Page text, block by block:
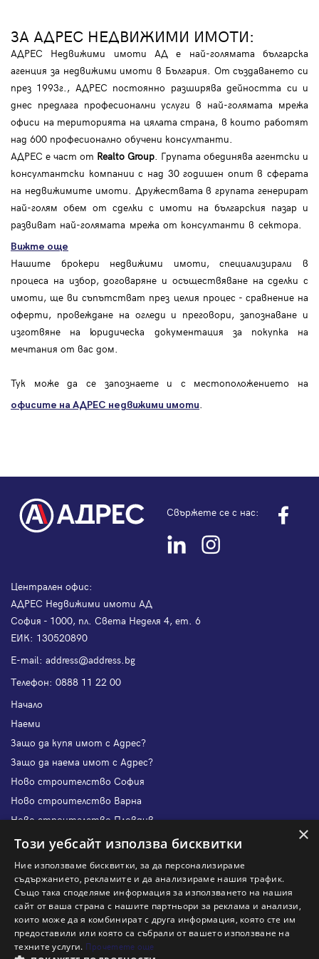
ЗА АДРЕС НЕДВИЖИМИ ИМОТИ:
АДРЕС Недвижими имоти АД е най-голямата българска
агенция за недвижими имоти в България. От създаването си
през 1993г., АДРЕС постоянно разширява дейността си и
днес предлага професионални услуги в най-голямата мрежа
офиси на територията на цялата страна, в които работят
над 600 професионално обучени консултанти.
АДРЕС е част от Realto Group. Групата обединява агентски и
консултантски компании с над 30 годишен опит в сферата
на недвижимите имоти. Дружествата в групата генерират
най-голям обем от сделки с имоти на българския пазар и
развиват най-голямата мрежа от консултанти в сектора.
Вижте още
Нашите брокери недвижими имоти, специализирали в
процеса на избор, договаряне и осъществяване на сделки с
имоти, ще ви съпътстват през целия процес - сравнение на
оферти, провеждане на огледи и преговори, запознаване и
изготвяне на юридическа документация за покупка на
мечтания от вас дом.
Тук може да се запознаете и с местоположението на
офисите на АДРЕС недвижими имоти.
Свържете се с нас:
Централен офис:
АДРЕС Недвижими имоти АД
София - 1000, пл. Света Неделя 4, ет. 6
ЕИК: 130520890
Е-mail: address@address.bg
Телефон: 0888 11 22 00
Начало
Наеми
Защо да купя имот с Адрес?
Защо да наема имот с Адрес?
Ново строителство София
Ново строителство Варна
Ново строителство Пловдив
Ново строителство Бургас
Защо да отдам имот с Адрес?
Наши офиси
Кариери
Кои сме ние?
Франчайз
×
Този уебсайт използва бисквитки
Ние използваме бисквитки, за да персонализираме
съдържанието, рекламите и да анализираме нашия трафик.
Също така споделяме информация за използването на нашия
сайт от ваша страна с нашите партньори за реклама и анализи,
които може да я комбинират с друга информация, която сте им
предоставили или която са събрали от вашето използване на
техните услуги. Прочетете още